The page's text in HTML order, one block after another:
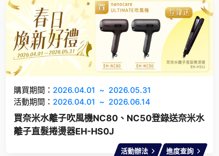
購買期間： 2026.04.01 ~ 2026.05.31
活動期間： 2026.04.01 ~ 2026.06.14
買奈米水離子吹風機NC80、NC50登錄送奈米水
離子直髮捲燙器EH-HS0J
活動辦法 進度查詢